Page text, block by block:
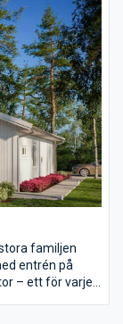
familjen
entrén på
– ett för varje